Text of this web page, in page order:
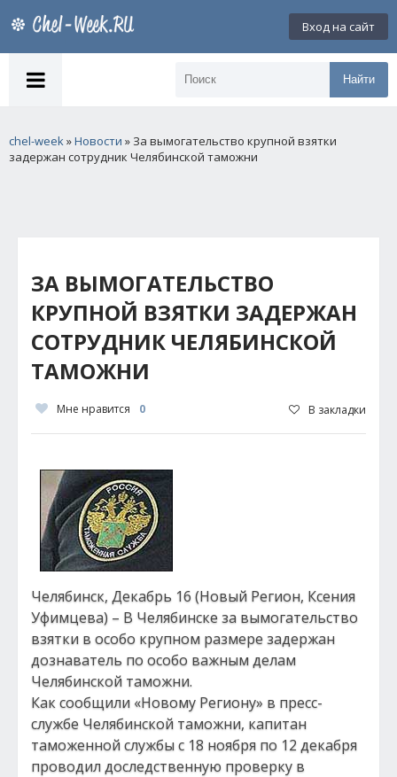
Вход на сайт
Найти
chel-week»Новости » За вымогательство крупной взятки
задержан сотрудник Челябинской таможни
ЗА ВЫМОГАТЕЛЬСТВО
КРУПНОЙ ВЗЯТКИ ЗАДЕРЖАН
СОТРУДНИК ЧЕЛЯБИНСКОЙ
ТАМОЖНИ
Мне нравится 0 В закладки
Челябинск, Декабрь 16 (Новый Регион, Ксения
Уфимцева) – В Челябинске за вымогательство
взятки в особо крупном размере задержан
дознаватель по особо важным делам
Челябинской таможни.
Как сообщили «Новому Региону» в пресс-
службе Челябинской таможни, капитан
таможенной службы с 18 ноября по 12 декабря
проводил доследственную проверку в